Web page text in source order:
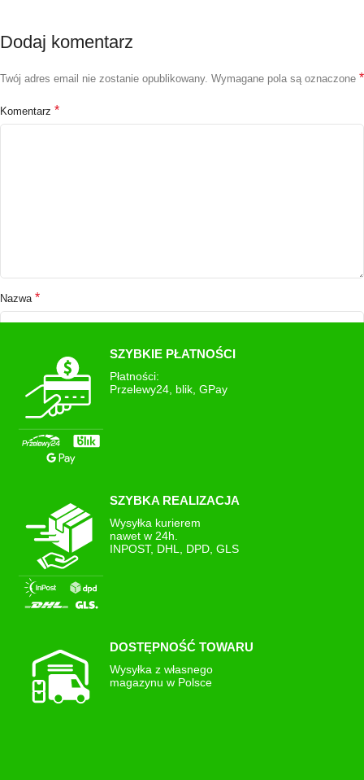
Dodaj komentarz
Twój adres email nie zostanie opublikowany. Wymagane pola są oznaczone *
Komentarz *
Nazwa *
Adres email*
Witryna internetowa
SZYBKIE PŁATNOŚCI
Płatności:
Przelewy24, blik, GPay
SZYBKA REALIZACJA
Wysyłka kurierem
nawet w 24h.
INPOST, DHL, DPD, GLS
DOSTĘPNOŚĆ TOWARU
Wysyłka z własnego
magazynu w Polsce